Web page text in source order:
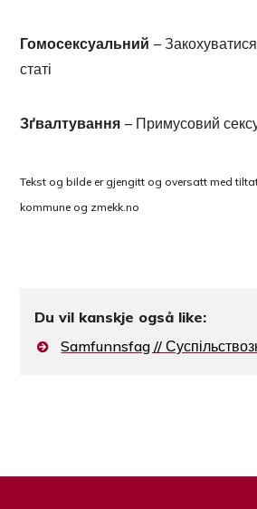
Гомосексуальний– Закохуватися
статі
Зґвалтування– Примусовий
Tekst og bilde er gjengitt og oversatt med
kommune og zmekk.no
Du vil kanskje også like:
Samfunnsfag //